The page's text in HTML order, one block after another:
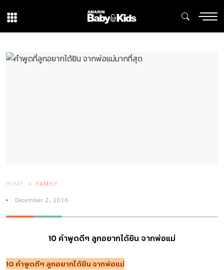
HOME FAMILY
December 2, 2016
10 คำพูดดีๆ ลูกอยากได้ยิน จากพ่อแม่
10 คำพูดดีๆ ลูกอยากได้ยิน จากพ่อแม่